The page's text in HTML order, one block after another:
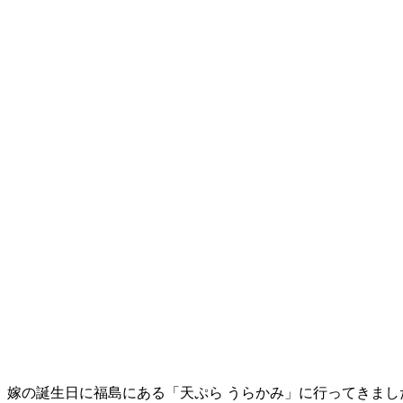
嫁の誕生日に福島にある「天ぷら うらかみ」に行ってきまし